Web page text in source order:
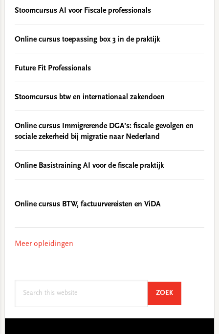
Stoomcursus AI voor Fiscale professionals
Online cursus toepassing box 3 in de praktijk
Future Fit Professionals
Stoomcursus btw en internationaal zakendoen
Online cursus Immigrerende DGA’s: fiscale gevolgen en
sociale zekerheid bij migratie naar Nederland
Online Basistraining AI voor de fiscale praktijk
Online cursus BTW, factuurvereisten en ViDA
Meer opleidingen
ZOEKSEARCH